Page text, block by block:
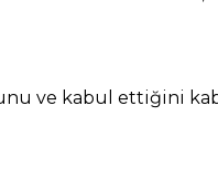
ve kabul ettiğini